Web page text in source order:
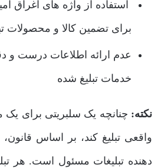
استفاده از واژه‌ های اغراق
برای تضمین کالا و محصولات
عدم ارائه اطلاعات درست و
خدمات تبلیغ شده
نکته: چنانچه یک سلبریتی برای
واقعی تبلیغ کند، بر اساس
دهنده تبلیغات مسئول است. هر